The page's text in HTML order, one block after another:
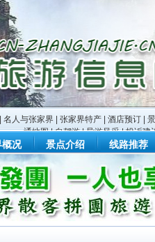
名人与张家界 张家界特产 酒店预订
通地图|自驾游|导游风采|投诉建
概况 景点介绍 线路推荐